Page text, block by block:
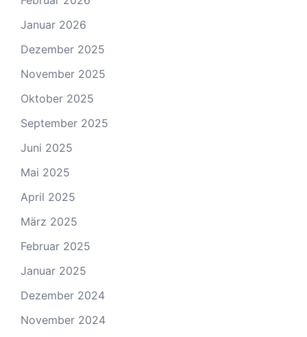
Januar 2026
Dezember 2025
November 2025
Oktober 2025
September 2025
Juni 2025
Mai 2025
April 2025
März 2025
Februar 2025
Januar 2025
Dezember 2024
November 2024